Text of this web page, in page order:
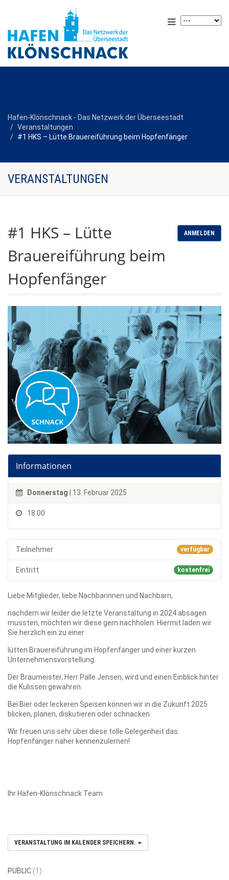
Hafen-Klönschnack - Das Netzwerk der Überseestadt
Veranstaltungen
#1 HKS – Lütte Brauereiführung beim Hopfenfänger
VERANSTALTUNGEN
ANMELDEN
#1 HKS – Lütte
Brauereiführung beim
Hopfenfänger
Informationen
Donnerstag | 13. Februar 2025
18:00
verfügbar
Teilnehmer
kostenfrei
Eintritt
Liebe Mitglieder, liebe Nachbarinnen und Nachbarn,
nachdem wir leider die letzte Veranstaltung in 2024 absagen
mussten, möchten wir diese gern nachholen. Hiermit laden wir
Sie herzlich ein zu einer
lütten Brauereiführung im Hopfenfänger und einer kurzen
Unternehmensvorstellung.
Der Braumeister, Herr Palle Jensen, wird und einen Einblick hinter
die Kulissen gewähren.
Bei Bier oder leckeren Speisen können wir in die Zukunft 2025
blicken, planen, diskutieren oder schnacken.
Wir freuen uns sehr über diese tolle Gelegenheit das
Hopfenfänger näher kennenzulernen!
Ihr Hafen-Klönschnack Team
VERANSTALTUNG IM KALENDER SPEICHERN.
PUBLIC (1)